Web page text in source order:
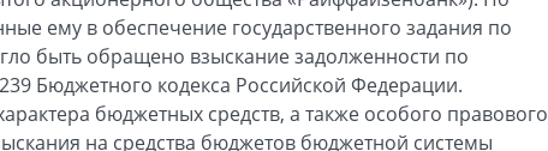
ему в обеспечение государственного задания по
быть обращено взыскание задолженности по
Бюджетного кодекса Российской Федерации.
бюджетных средств, а также особого правового
на средства бюджетов бюджетной системы